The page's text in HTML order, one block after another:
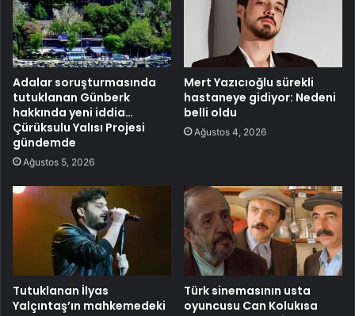
Adalar soruşturmasında
tutuklanan Günberk
hakkında yeni iddia…
Çürüksulu Yalısı Projesi
gündemde
Ağustos 5, 2026
Mert Yazıcıoğlu sürekli
hastaneye gidiyor: Nedeni
belli oldu
Ağustos 4, 2026
Tutuklanan İlyas
Yalçıntaş’ın mahkemedeki
Türk sinemasının usta
oyuncusu Can Kolukısa